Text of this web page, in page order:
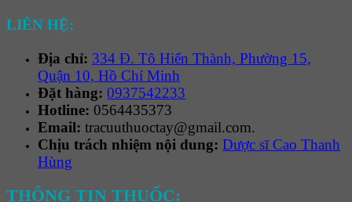
LIÊN HỆ:
Địa chỉ: 334 Đ. Tô Hiến Thành, Phường 15,
Quận 10, Hồ Chí Minh
Đặt hàng: 0937542233
Hotline: 0564435373
Email: tracuuthuoctay@gmail.com.
Chịu trách nhiệm nội dung: Dược sĩ Cao Thanh
Hùng
THÔNG TIN THUỐC: